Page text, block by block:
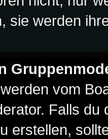
sie werden
vom
Falls
erstellen,